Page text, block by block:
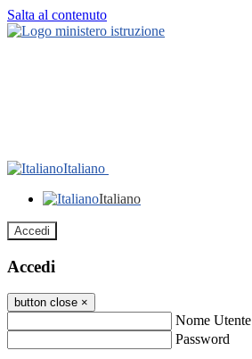
Salta al contenuto
Italiano
Italiano
Accedi
Accedi
button close ×
Nome Utente
Password